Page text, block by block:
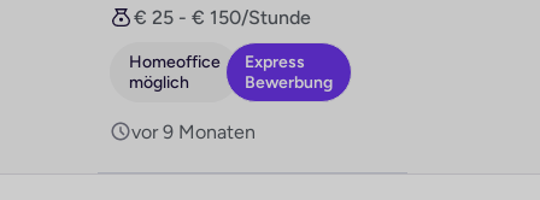
€ 25 - € 150/Stunde
Homeoffice
möglich
Express
Bewerbung
vor 9 Monaten